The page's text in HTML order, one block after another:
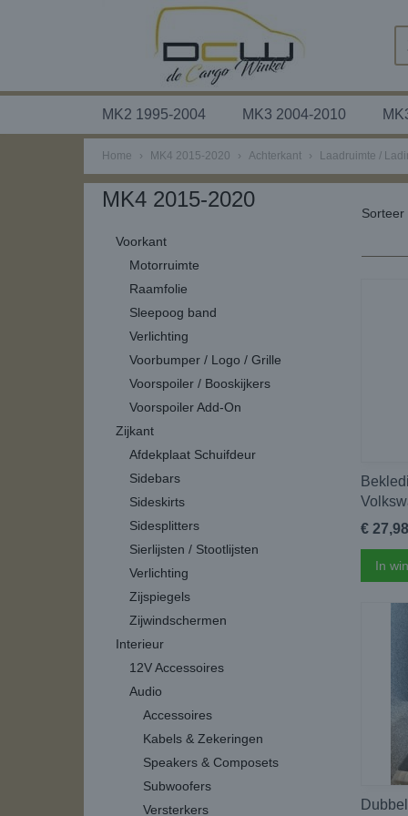
MK2 1995-2004 MK3 2004-2010
Home › MK4 2015-2020 › Achterkant › Laadruimte /
MK4 2015-2020
Voorkant
Motorruimte
Raamfolie
Sleepoog band
Verlichting
Voorbumper / Logo / Grille
Voorspoiler / Booskijkers
Voorspoiler Add-On
Zijkant
Afdekplaat Schuifdeur
Sidebars
Sideskirts
Sidesplitters
Sierlijsten / Stootlijsten
Verlichting
Zijspiegels
Zijwindschermen
Interieur
12V Accessoires
Audio
Accessoires
Kabels & Zekeringen
Speakers & Composets
Subwoofers
Versterkers
€ 27,98
In